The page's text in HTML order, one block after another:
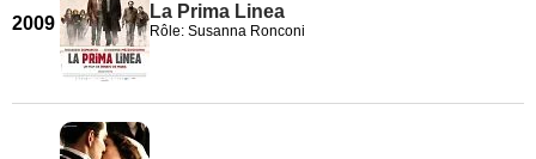
2009
La Prima Linea
Rôle: Susanna Ronconi